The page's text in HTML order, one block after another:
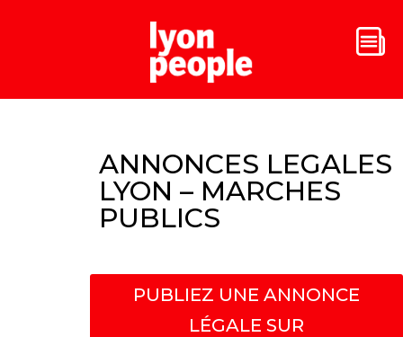
ANNONCES LEGALES
LYON – MARCHES
PUBLICS
PUBLIEZ UNE ANNONCE
LÉGALE SUR